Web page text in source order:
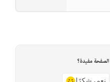
مفيدة؟